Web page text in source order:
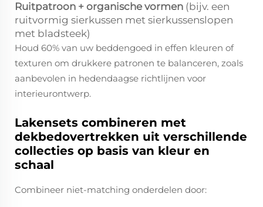
Ruitpatroon + organische vormen (bijv. een
ruitvormig sierkussen met sierkussenslopen
met bladsteek)
Houd 60% van uw beddengoed in effen kleuren of
texturen om drukkere patronen te balanceren, zoals
aanbevolen in hedendaagse richtlijnen voor
interieurontwerp.
Lakensets combineren met
dekbedovertrekken uit verschillende
collecties op basis van kleur en
schaal
Combineer niet-matching onderdelen door: